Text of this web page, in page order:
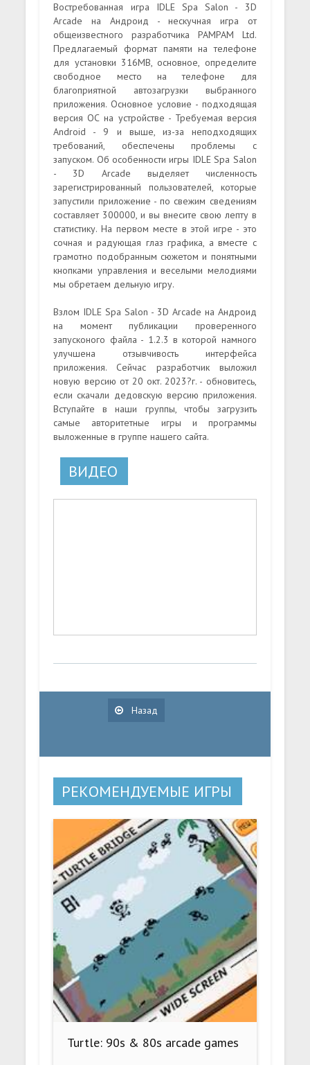
Востребованная игра IDLE Spa Salon - 3D
Arcade на Андроид - нескучная игра от
общеизвестного разработчика PAMPAM Ltd.
Предлагаемый формат памяти на телефоне
для установки 316MB, основное, определите
свободное место на телефоне для
благоприятной автозагрузки выбранного
приложения. Основное условие - подходящая
версия ОС на устройстве - Требуемая версия
Android - 9 и выше, из-за неподходящих
требований, обеспечены проблемы с
запуском. Об особенности игры IDLE Spa Salon
- 3D Arcade выделяет численность
зарегистрированный пользователей, которые
запустили приложение - по свежим сведениям
составляет 300000, и вы внесите свою лепту в
статистику. На первом месте в этой игре - это
сочная и радующая глаз графика, а вместе с
грамотно подобранным сюжетом и понятными
кнопками управления и веселыми мелодиями
мы обретаем дельную игру.
Взлом IDLE Spa Salon - 3D Arcade на Андроид
на момент публикации проверенного
запусконого файла - 1.2.3 в которой намного
улучшена отзывчивость интерфейса
приложения. Сейчас разработчик выложил
новую версию от 20 окт. 2023?г. - обновитесь,
если скачали дедовскую версию приложения.
Вступайте в наши группы, чтобы загрузить
самые авторитетные игры и программы
выложенные в группе нашего сайта.
ВИДЕО
Назад
РЕКОМЕНДУЕМЫЕ ИГРЫ
Turtle: 90s & 80s arcade games